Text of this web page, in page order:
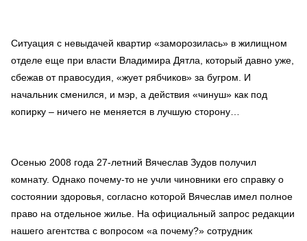
Ситуация с невыдачей квартир «заморозилась» в жилищном
отделе еще при власти Владимира Дятла, который давно уже,
сбежав от правосудия, «жует рябчиков» за бугром. И
начальник сменился, и мэр, а действия «чинуш» как под
копирку – ничего не меняется в лучшую сторону…
Осенью 2008 года 27-летний Вячеслав Зудов получил
комнату. Однако почему-то не учли чиновники его справку о
состоянии здоровья, согласно которой Вячеслав имел полное
право на отдельное жилье. На официальный запрос редакции
нашего агентства с вопросом «а почему?» сотрудник